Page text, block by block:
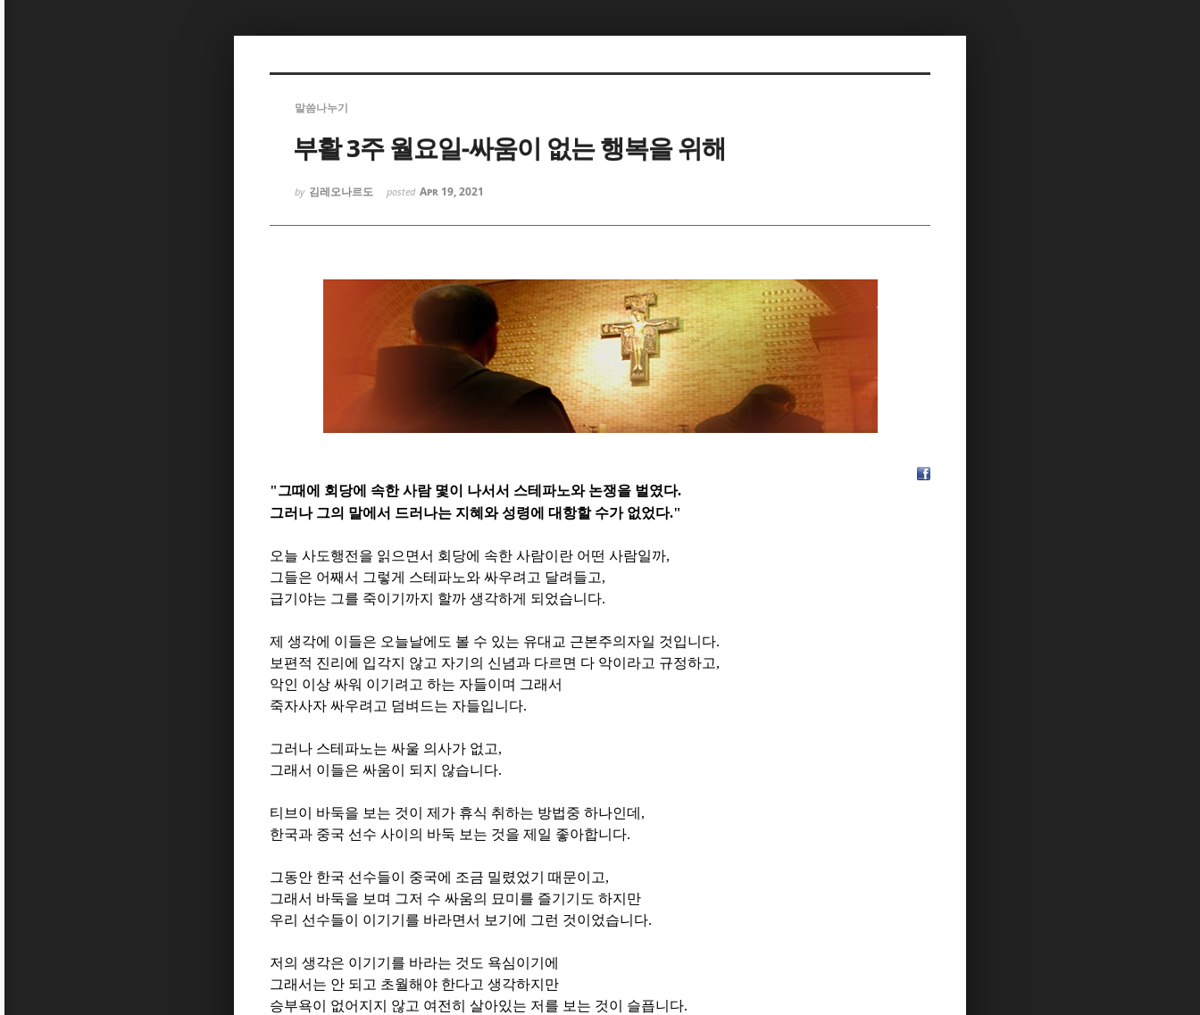
말씀나누기
부활 3주 월요일-싸움이 없는 행복을 위해
by 김레오나르도 posted Apr 19, 2021
"그때에 회당에 속한 사람 몇이 나서서 스테파노와 논쟁을 벌였다.
그러나 그의 말에서 드러나는 지혜와 성령에 대항할 수가 없었다."
오늘 사도행전을 읽으면서 회당에 속한 사람이란 어떤 사람일까,
그들은 어째서 그렇게 스테파노와 싸우려고 달려들고,
급기야는 그를 죽이기까지 할까 생각하게 되었습니다.
제 생각에 이들은 오늘날에도 볼 수 있는 유대교 근본주의자일 것입니다.
보편적 진리에 입각지 않고 자기의 신념과 다르면 다 악이라고 규정하고,
악인 이상 싸워 이기려고 하는 자들이며 그래서
죽자사자 싸우려고 덤벼드는 자들입니다.
그러나 스테파노는 싸울 의사가 없고,
그래서 이들은 싸움이 되지 않습니다.
티브이 바둑을 보는 것이 제가 휴식 취하는 방법중 하나인데 ,
한국과 중국 선수 사이의 바둑 보는 것을 제일 좋아합니다.
그동안 한국 선수들이 중국에 조금 밀렸었기 때문이고,
그래서 바둑을 보며 그저 수 싸움의 묘미를 즐기기도 하지만
우리 선수들이 이기기를 바라면서 보기에 그런 것이었습니다.
저의 생각은 이기기를 바라는 것도 욕심이기에
그래서는 안 되고 초월해야 한다고 생각하지만
승부욕이 없어지지 않고 여전히 살아있는 저를 보는 것이 슬픕니다.
Sketchbook5, 스케치북5
Sketchbook5, 스케치북5
Sketchbook5, 스케치북5
Sketchbook5, 스케치북5